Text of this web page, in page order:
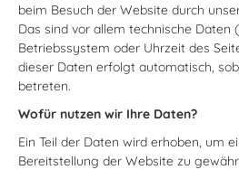
beim Besuch der Website durch
Das sind vor allem technische Daten
Betriebssystem oder Uhrzeit des
dieser Daten erfolgt automatisch,
betreten.
Wofür nutzen wir Ihre Daten?
Ein Teil der Daten wird erhoben, um
Bereitstellung der Website zu